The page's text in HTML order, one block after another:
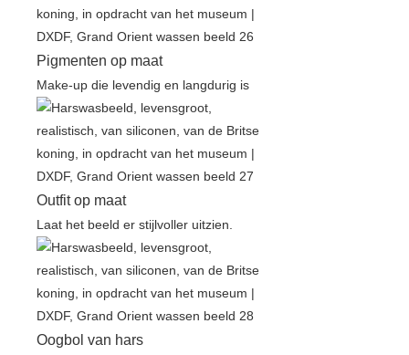
Pigmenten op maat
Make-up die levendig en langdurig is
Outfit op maat
Laat het beeld er stijlvoller uitzien.
Oogbol van hars